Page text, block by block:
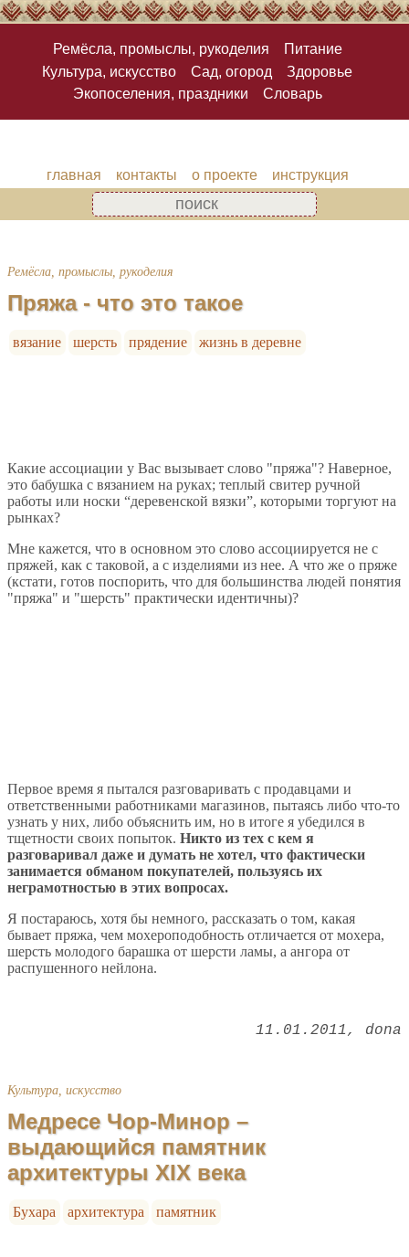
Ремёсла, промыслы, рукоделия
Питание
Культура, искусство
Сад, огород
Здоровье
Экопоселения, праздники
Словарь
главная контакты о проекте инструкция
Ремёсла, промыслы, рукоделия
Пряжа - что это такое
вязание шерсть прядение жизнь в деревне
Какие ассоциации у Вас вызывает слово "пряжа"? Наверное,
это бабушка с вязанием на руках; теплый свитер ручной
работы или носки “деревенской вязки”, которыми торгуют на
рынках?
Мне кажется, что в основном это слово ассоциируется не с
пряжей, как с таковой, а с изделиями из нее. А что же о пряже
(кстати, готов поспорить, что для большинства людей понятия
"пряжа" и "шерсть" практически идентичны)?
Первое время я пытался разговаривать с продавцами и
ответственными работниками магазинов, пытаясь либо что-то
узнать у них, либо объяснить им, но в итоге я убедился в
тщетности своих попыток. Никто из тех с кем я
разговаривал даже и думать не хотел, что фактически
занимается обманом покупателей, пользуясь их
неграмотностью в этих вопросах.
Я постараюсь, хотя бы немного, рассказать о том, какая
бывает пряжа, чем мохероподобность отличается от мохера,
шерсть молодого барашка от шерсти ламы, а ангора от
распушенного нейлона.
11.01.2011 dona
Культура, искусство
Медресе Чор-Минор –
выдающийся памятник
архитектуры XIX века
Бухара архитектура памятник